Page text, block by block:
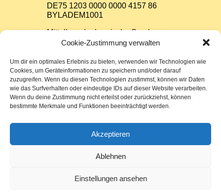
Cookie-Zustimmung verwalten
Um dir ein optimales Erlebnis zu bieten, verwenden wir Technologien wie
Cookies, um Geräteinformationen zu speichern und/oder darauf
zuzugreifen. Wenn du diesen Technologien zustimmst, können wir Daten
wie das Surfverhalten oder eindeutige IDs auf dieser Website verarbeiten.
Wenn du deine Zustimmung nicht erteilst oder zurückziehst, können
bestimmte Merkmale und Funktionen beeinträchtigt werden.
Akzeptieren
Ablehnen
Einstellungen ansehen
DE75 1203 0000 0000 4157 86
BYLADEM1001
Mittelbrandenburgische Sparkasse
Potsdam
WELADED1PMB
Impressum
Datenschutz
Sitemap